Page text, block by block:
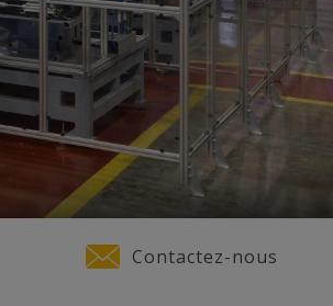
Contactez-nous